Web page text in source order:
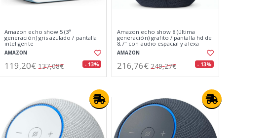
Amazon echo show 5 (3ª
generación) gris azulado / pantalla
inteligente
AMAZON
119,20€ 137,08€ - 13%
Amazon echo show 8 (última
generación) grafito / pantalla hd de
8,7" con audio espacial y alexa
AMAZON
216,76€ 249,27€ - 13%